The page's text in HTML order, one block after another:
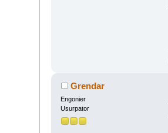
Grendar
Engonier
Usurpator